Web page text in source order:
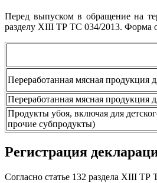
Перед выпуском в обращение на
разделу XIII ТР ТС 034/2013. Форма
Переработанная мясная продукция
Переработанная мясная продукция
Продукты убоя, включая для
прочие субпродукты)
Регистрация
Согласно статье 132 раздела XIII